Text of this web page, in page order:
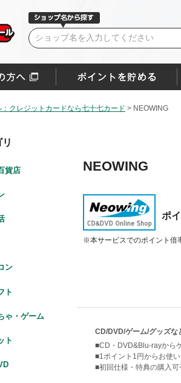
クレジットカードなら七十七カード > NEOWING
貨店
ン
ト
ゃ・ゲーム
ト
NEOWING
ポ
※本サービスでのポイント倍
CD/DVD/ゲーム/グッズな
■CD・DVD&Blu-rayから
■1ポイント1円からお使
■初回仕様・特典の購入